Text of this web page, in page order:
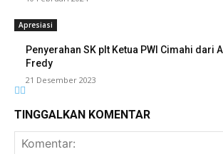
Apresiasi
Penyerahan SK plt Ketua PWI Cimahi dari
Fredy
21 Desember 2023
TINGGALKAN KOMENTAR